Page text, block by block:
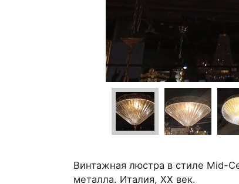
Винтажная люстра в стиле Mid-
металла. Италия, XX век.